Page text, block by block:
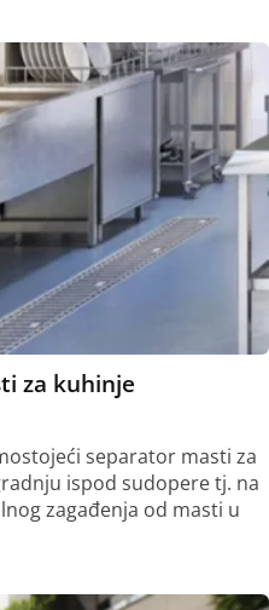
za kuhinje
separator masti za
ispod sudopere tj. na
zagađenja od masti u